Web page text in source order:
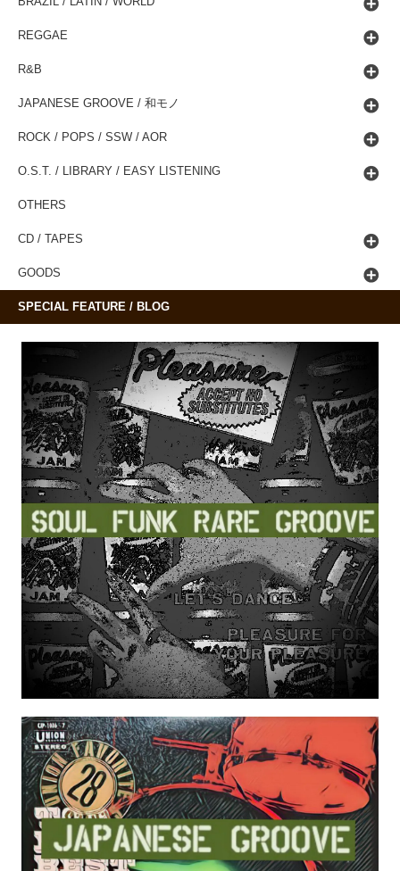
REGGAE
R&B
JAPANESE GROOVE / 和モノ
ROCK / POPS / SSW / AOR
O.S.T. / LIBRARY / EASY LISTENING
OTHERS
CD / TAPES
GOODS
SPECIAL FEATURE / BLOG